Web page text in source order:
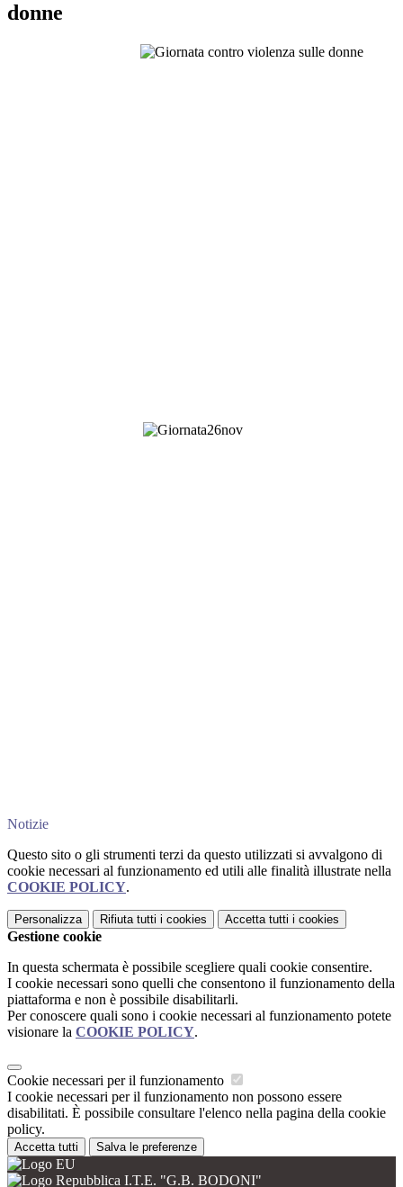
donne
Notizie
Questo sito o gli strumenti terzi da questo utilizzati si avvalgono di
cookie necessari al funzionamento ed utili alle finalità illustrate nella
COOKIE POLICY.
Personalizza Rifiuta tutti i cookies Accetta tutti i cookies
Gestione cookie
In questa schermata è possibile scegliere quali cookie consentire.
I cookie necessari sono quelli che consentono il funzionamento della
piattaforma e non è possibile disabilitarli.
Per conoscere quali sono i cookie necessari al funzionamento potete
visionare la COOKIE POLICY.
Cookie necessari per il funzionamento
I cookie necessari per il funzionamento non possono essere
disabilitati. È possibile consultare l'elenco nella pagina della cookie
policy.
Accetta tutti Salva le preferenze
I.T.E. "G.B. BODONI"